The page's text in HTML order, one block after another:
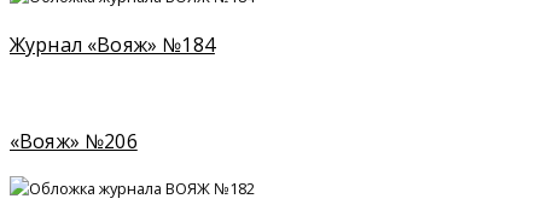
Журнал «Вояж» №184
«Вояж» №206